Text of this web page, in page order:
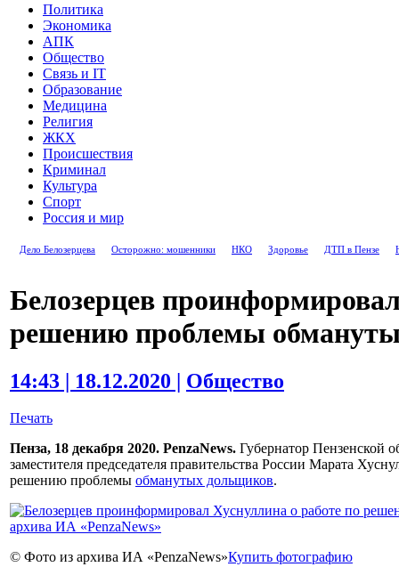
Политика
Экономика
АПК
Общество
Связь и IT
Образование
Медицина
Религия
ЖКХ
Происшествия
Криминал
Культура
Спорт
Россия и мир
Дело Белозерцева Осторожно: мошенники НКО Здоровье ДТП в Пензе
Белозерцев
решению проблемы
14:43 | 18.12.2020 | Общество
Печать
Пенза, 18 декабря 2020. PenzaNews. Губернатор Пензенской
заместителя председателя правительства России Марата
решению проблемы обманутых дольщиков.
© Фото из архива ИА «PenzaNews»Купить фотографию